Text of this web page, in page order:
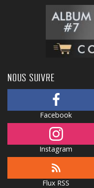
NOUS SUIVRE
Facebook
Instagram
Flux RSS